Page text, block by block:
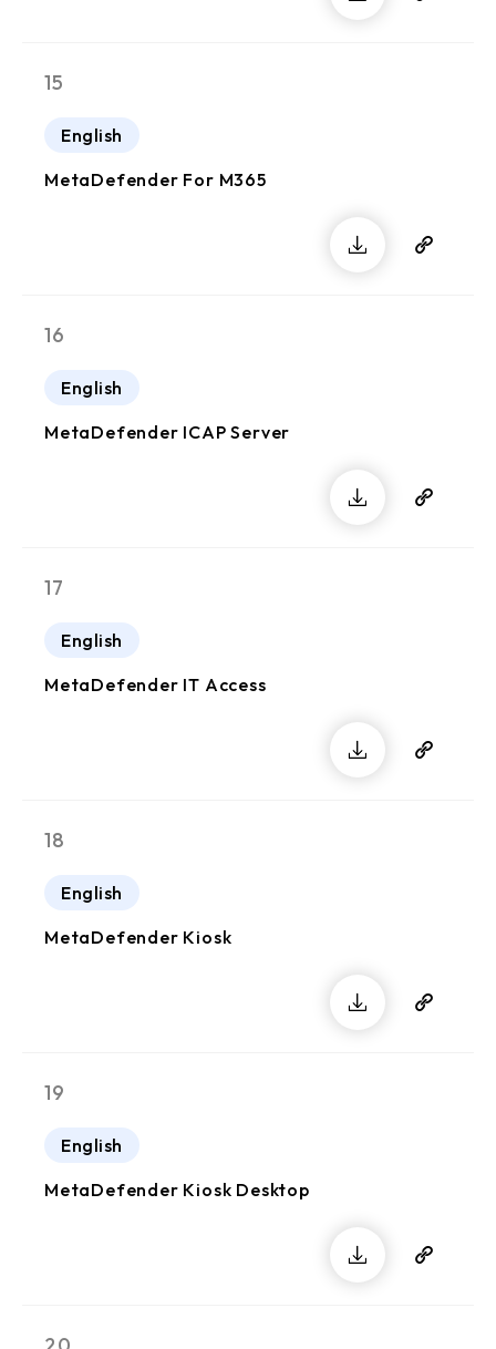
15
English
MetaDefender For M365
16
English
MetaDefender ICAP Server
17
English
MetaDefender IT Access
18
English
MetaDefender Kiosk
19
English
MetaDefender Kiosk Desktop